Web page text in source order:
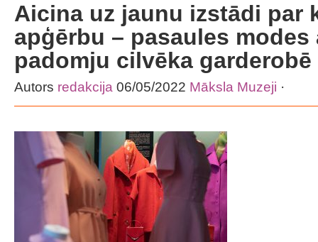
Aicina uz jaunu izstādi par
apģērbu – pasaules modes
padomju cilvēka garderobē
Autors redakcija 06/05/2022 Māksla Muzeji ·